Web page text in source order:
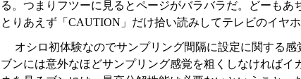
る。つまりフツーに見るとページがバラバラだ。どーも
とりあえず「CAUTION」だけ拾い読みしてテレビのイヤ
オシロ初体験なのでサンプリング間隔に設定に関する
ブンには意外なほどサンプリング感覚を粗くしなければ